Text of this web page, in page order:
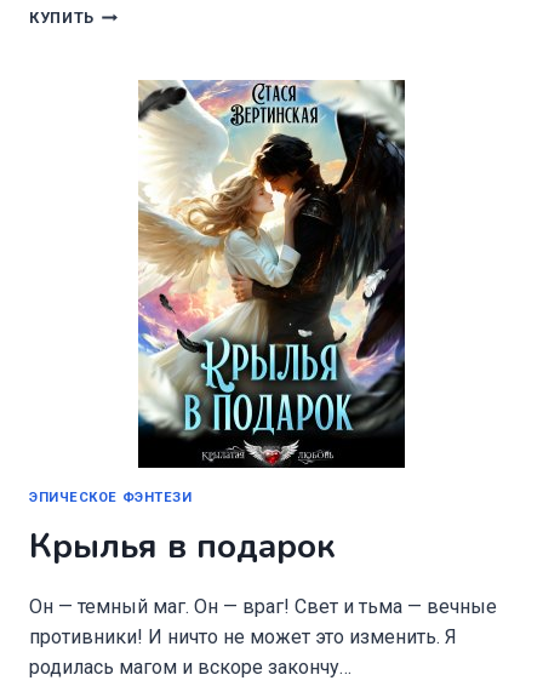
КУПИТЬ ДОМ
ЭПИЧЕСКОЕ ФЭНТЕЗИ
Крылья в подарок
Он — темный маг. Он — враг! Свет и тьма — вечные
противники! И ничто не может это изменить. Я
родилась магом и вскоре закончу…